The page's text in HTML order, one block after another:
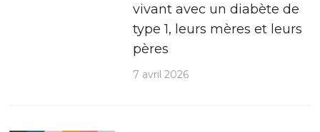
vivant avec un diabète de
type 1, leurs mères et leurs
pères
7 avril 2026